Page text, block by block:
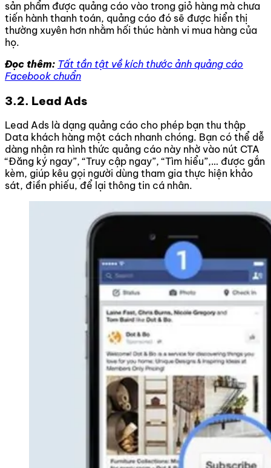
sản phẩm được quảng cáo vào trong giỏ hàng mà chưa
tiến hành thanh toán, quảng cáo đó sẽ được hiển thị
thường xuyên hơn nhằm hối thúc hành vi mua hàng của
họ.
Đọc thêm: Tất tần tật về kích thước ảnh quảng cáo
Facebook chuẩn
3.2. Lead Ads
Lead Ads là dạng quảng cáo cho phép bạn thu thập
Data khách hàng một cách nhanh chóng. Bạn có thể dễ
dàng nhận ra hình thức quảng cáo này nhờ vào nút CTA
“Đăng ký ngay”, “Truy cập ngay”, “Tìm hiểu”,… được gắn
kèm, giúp kêu gọi người dùng tham gia thực hiện khảo
sát, điền phiếu, để lại thông tin cá nhân.